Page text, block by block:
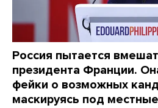
Россия пытается
президента Франции.
фейки о возможных
маскируясь под